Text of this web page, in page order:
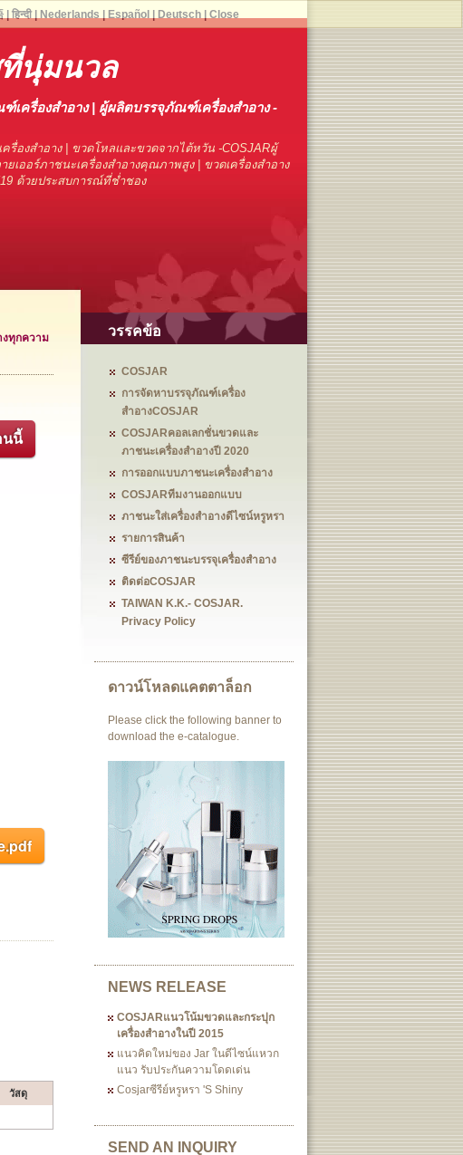
นุ่มนวล
เครื่องสำอาง | ผู้ผลิตบรรจุภัณฑ์เครื่องสำอาง -
ครื่องสำอาง | ขวดโหลและขวดจากไต้หวัน -COSJARผู้
เออร์ภาชนะเครื่องสำอางคุณภาพสูง | ขวดเครื่องสำอาง
ด้วยประสบการณ์ที่ช่ำชอง
งทุกความ
นนี้
วัสดุ
วรรคข้อ
COSJAR
การจัดหาบรรจุภัณฑ์เครื่อง
สำอางCOSJAR
COSJARคอลเลกชั่นขวดและ
ภาชนะเครื่องสำอางปี 2020
การออกแบบภาชนะเครื่องสำอาง
COSJARทีมงานออกแบบ
ภาชนะใส่เครื่องสำอางดีไซน์หรูหรา
รายการสินค้า
ซีรีย์ของภาชนะบรรจุเครื่องสำอาง
ติดต่อCOSJAR
TAIWAN K.K.- COSJAR.
Privacy Policy
ดาวน์โหลดแคตตาล็อก
Please click the following banner to
download the e-catalogue.
NEWS RELEASE
COSJARแนวโน้มขวดและกระปุก
เครื่องสำอางในปี 2015
แนวคิดใหม่ของ Jar ในดีไซน์แหวก
แนว รับประกันความโดดเด่น
Cosjarซีรีย์หรูหรา 's Shiny
SEND AN INQUIRY
| हिन्दी| Nederlands Español Deutsch| Close